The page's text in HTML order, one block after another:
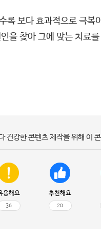
록 보다 효과적으로 극
을 찾아 그에 맞는 치료
건강한 콘텐츠 제작을 위해 이
용해요
36
추천해요
20